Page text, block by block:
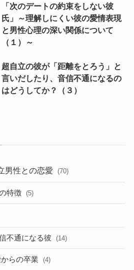
「次のデートの約束をしない彼
氏」～理解しにくい彼の愛情表現
と男性心理の深い関係について
（１）～
超自立の彼が「距離をとろう」と
言いだしたり、音信不通になるの
はどうしてか？（３）
男性との恋愛 (70)
特徴 (5)
不通になる彼 (14)
らの卒業 (4)